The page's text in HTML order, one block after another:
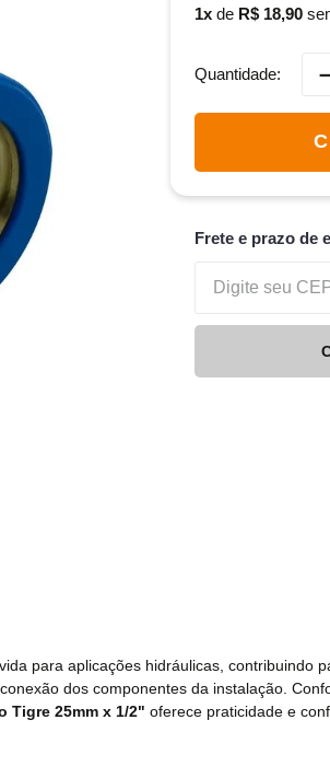
1 de R$ 18,90
Quantidade －
Frete e prazo de
para aplicações hidráulicas, contribuindo
dos componentes da instalação.
Tigre 25mm x 1/2" oferece praticidade e